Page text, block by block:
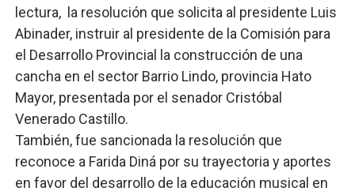
lectura, la resolución que solicita al presidente Luis
Abinader, instruir al presidente de la Comisión para
el Desarrollo Provincial la construcción de una
cancha en el sector Barrio Lindo, provincia Hato
Mayor, presentada por el senador Cristóbal
Venerado Castillo.
También, fue sancionada la resolución que
reconoce a Farida Diná por su trayectoria y aportes
en favor del desarrollo de la educación musical en